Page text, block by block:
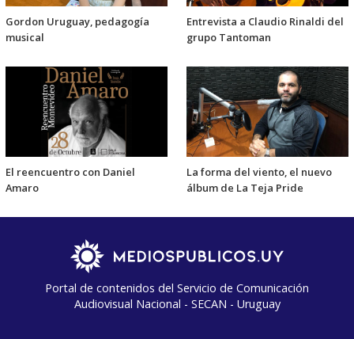
Gordon Uruguay, pedagogía
musical
Entrevista a Claudio Rinaldi del
grupo Tantoman
El reencuentro con Daniel
Amaro
La forma del viento, el nuevo
álbum de La Teja Pride
Portal de contenidos del Servicio de Comunicación
Audiovisual Nacional - SECAN - Uruguay